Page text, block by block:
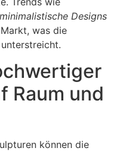
minimalistische Designs
was die
Raum und
können die